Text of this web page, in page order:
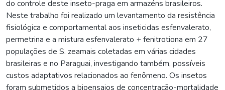
do controle deste inseto-praga em armazéns brasileiros.
Neste trabalho foi realizado um levantamento da resistência
fisiológica e comportamental aos inseticidas esfenvalerato,
permetrina e a mistura esfenvalerato + fenitrotiona em 27
populações de S. zeamais coletadas em várias cidades
brasileiras e no Paraguai, investigando também, possíveis
custos adaptativos relacionados ao fenômeno. Os insetos
foram submetidos a bioensaios de concentração-mortalidade